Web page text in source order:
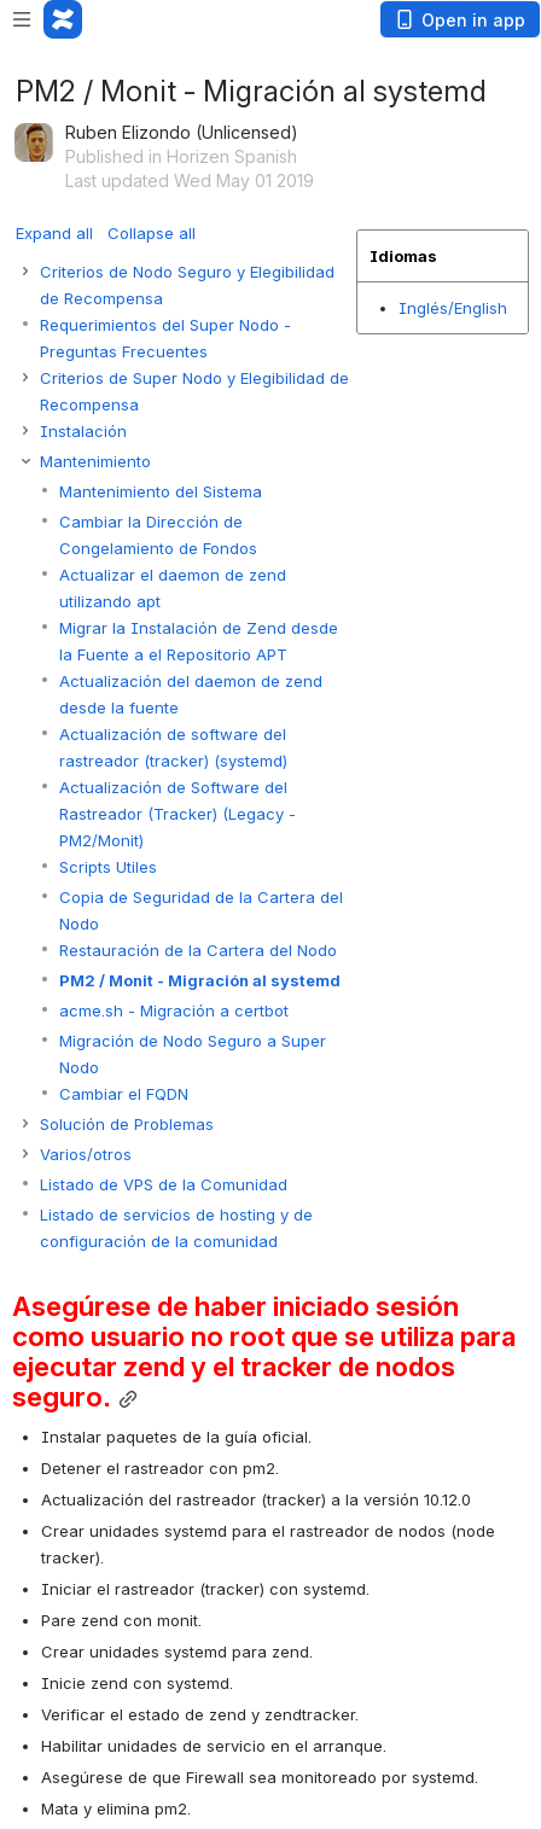
Open in app
PM2 / Monit - Migración al systemd
Ruben Elizondo (Unlicensed)
Published in Horizen Spanish
Last updated Wed May 01 2019
Expand all
Collapse all
Criterios de Nodo Seguro y Elegibilidad
de Recompensa
Requerimientos del Super Nodo -
Preguntas Frecuentes
Criterios de Super Nodo y Elegibilidad de
Recompensa
Instalación
Mantenimiento
Mantenimiento del Sistema
Cambiar la Dirección de
Congelamiento de Fondos
Actualizar el daemon de zend
utilizando apt
Migrar la Instalación de Zend desde
la Fuente a el Repositorio APT
Actualización del daemon de zend
desde la fuente
Actualización de software del
rastreador (tracker) (systemd)
Actualización de Software del
Rastreador (Tracker) (Legacy -
PM2/Monit)
Scripts Utiles
Copia de Seguridad de la Cartera del
Nodo
Restauración de la Cartera del Nodo
PM2 / Monit - Migración al systemd
acme.sh - Migración a certbot
Migración de Nodo Seguro a Super
Nodo
Cambiar el FQDN
Solución de Problemas
Varios/otros
Listado de VPS de la Comunidad
Listado de servicios de hosting y de
configuración de la comunidad
Idiomas
Inglés/English
Asegúrese de haber iniciado sesión
como usuario no root que se utiliza para
ejecutar zend y el tracker de nodos
seguro.
Instalar paquetes de la guía oficial.
Detener el rastreador con pm2.
Actualización del rastreador (tracker) a la versión 10.12.0
Crear unidades systemd para el rastreador de nodos (node
tracker).
Iniciar el rastreador (tracker) con systemd.
Pare zend con monit.
Crear unidades systemd para zend.
Inicie zend con systemd.
Verificar el estado de zend y zendtracker.
Habilitar unidades de servicio en el arranque.
Asegúrese de que Firewall sea monitoreado por systemd.
Mata y elimina pm2.